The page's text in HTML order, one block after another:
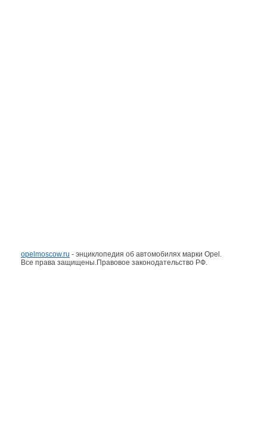
opelmoscow.ru - энциклопедия об автомобилях марки Opel.
Все права защищены.Правовое законодательство РФ.